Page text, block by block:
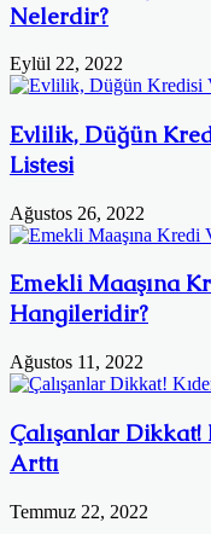
Nelerdir?
Eylül 22, 2022
Evlilik, Düğün
Listesi
Ağustos 26, 2022
Emekli Maaşına
Hangileridir?
Ağustos 11, 2022
Çalışanlar Dikkat!
Arttı
Temmuz 22, 2022